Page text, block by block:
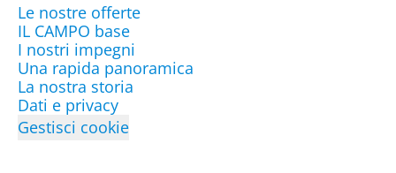
Le nostre offerte
IL CAMPO base
I nostri impegni
Una rapida panoramica
La nostra storia
Dati e privacy
Gestisci cookie